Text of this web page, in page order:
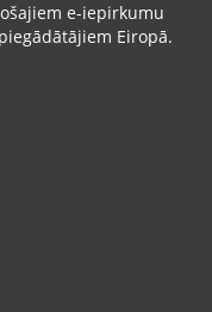
e-iepirkumu
Eiropā.